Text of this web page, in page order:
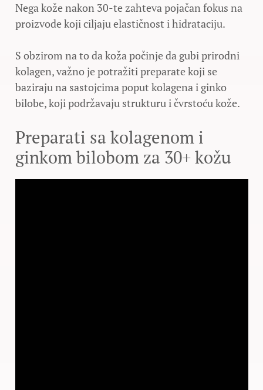
Nega kože nakon 30-te zahteva pojačan fokus na
proizvode koji ciljaju elastičnost i hidrataciju.
S obzirom na to da koža počinje da gubi prirodni
kolagen, važno je potražiti preparate koji se
baziraju na sastojcima poput kolagena i ginko
bilobe, koji podržavaju strukturu i čvrstoću kože.
Preparati sa kolagenom i
ginkom bilobom za 30+ kožu